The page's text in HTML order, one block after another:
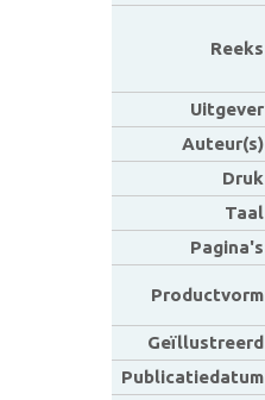
Reeks
Uitgever
Auteur(s)
Druk
Taal
Pagina's
Productvorm
Geïllustreerd
Publicatiedatum